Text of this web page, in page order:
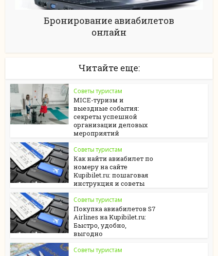
Бронирование авиабилетов
онлайн
Читайте еще:
Советы туристам
MICE-туризм и
выездные события:
секреты успешной
организации деловых
мероприятий
Советы туристам
Как найти авиабилет по
номеру на сайте
Kupibilet.ru: пошаговая
инструкция и советы
Советы туристам
Покупка авиабилетов S7
Airlines на Kupibilet.ru:
Быстро, удобно,
выгодно
Советы туристам